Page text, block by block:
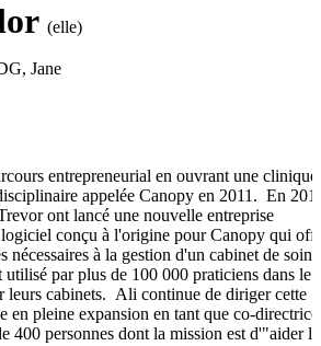
(elle)
, Jane
entrepreneurial en ouvrant une clinique
appelée Canopy en 2011. En
ont lancé une nouvelle entreprise
logiciel conçu à l'origine pour Canopy qui
nécessaires à la gestion d'un cabinet de soins
utilisé par plus de 100 000 praticiens dans le
leurs cabinets. Ali continue de diriger cette
en pleine expansion en tant que co-directrice
400 personnes dont la mission est d'"aider